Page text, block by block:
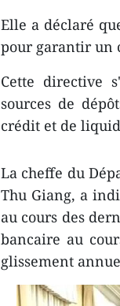
Elle a déclaré
pour garantir un
Cette directive
sources de
crédit et de
La cheffe du
Thu Giang, a
au cours des
bancaire au
glissement